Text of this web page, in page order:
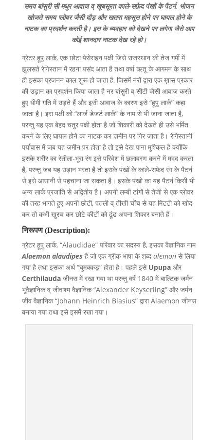
समय बांसुरी सी मधुर आवाज व् खूबसूरत काले-सफ़ेद पंखों के पैटर्न, भोजन
खोजते समय प्लोवर जैसी दौड़ और खतरा महसूस होने पर घायल होने के
नाटक का प्रदर्शन करती है। इस के व्यवहार को देखने पर लगेगा जैसे आप
कोई शानदार नाटक देख रहे हो।
ग्रेटर हूपु लार्क, एक छोटा पेसेराइन पक्षी जिसे राजस्थान की तेज गर्मी में
झुलसते रेगिस्तान में रहना पसंद आता है तथा वर्षा ऋतू के आगमन के साथ
ही इसका प्रजनन काल शुरू हो जाता है, जिसमें नरों द्वारा एक ख़ास प्रकार
की उड़ान का प्रदर्शन किया जाता है नर बांसुरी व् सीटी जैसी आवाज करते
हुए धीमी गति में उड़ते हैं और इसी आवाज के कारण इसे “हूपु लार्क” कहा
जाता है। इस पक्षी को “लार्ज डेजर्ट लार्क” के नाम से भी जाना जाता है,
परन्तु यह एक बेहद चतुर पक्षी होता है जो शिकारी को देखते ही उसे भर्मित
करने के लिए घायल होने का नाटक कर ज़मीन पर गिर जाता है। रेगिस्तानी
पर्यावास में जब यह ज़मीन पर होता है तो इसे देख पाना मुश्किल है क्योंकि
इसके शरीर का रेतीला-भूरा रंग इसे परिवेश में छलावरण करने में मदद करता
है, परन्तु जब यह उड़ान भरता है तो इसके पंखों के काले-सफ़ेद रंग के पैटर्न
से इसे आसानी से पहचाना जा सकता है। इसके पंखो का यह पैटर्न किसी भी
अन्य लार्क प्रजाति से अद्वितीय है। अपनी लम्बी टांगों से तेजी से एक प्लोवर
की तरह भागते हुए अपनी छोटी, पतली व् तीखी चोंच से यह मिटटी को खोद
कर तो कभी खुरच कर छोटे कीटों को ढूंढ अपना शिकार बनाते हैं।
निरूपण (Description):
ग्रेटर हूपु लार्क, “Alaudidae” परिवार का सदस्य है, इसका वैज्ञानिक नाम
Alaemon alaudipes है जो एक ग्रीक भाषा के शब्द alēmōnसे लिया
गया है तथा इसका अर्थ “घुमक्कड़” होता है। पहले इसे Upupaऔर
Certhilaudaजीनस में रखा गया था परन्तु वर्ष 1840 में बाल्टिक जर्मन
भूवैज्ञानिक व् जीवाश्म वैज्ञानिक “Alexander Keyserling” और जर्मन
जीव वैज्ञानिक “Johann Heinrich Blasius” द्वारा Alaemon जीनस
बनाया गया तथा इसे इसमें रखा गया।